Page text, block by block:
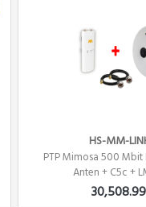
HS-MM-
PTP Mimosa 500 Mbit
Anten + C5c +